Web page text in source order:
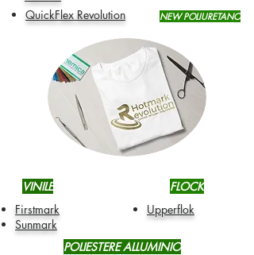
QuickFlex Revolution NEW POLIURETANO
VINILE
Firstmark
Sunmark
FLOCK
Upperflok
POLIESTERE ALLUMINIO